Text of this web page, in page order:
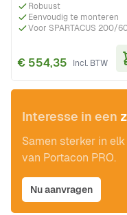
Robuust
Eenvoudig te monteren
Voor SPARTACUS 200/
€ 554,35
Interesse in een
Samen sterker in
van Portacon PRO.
Nu aanvragen